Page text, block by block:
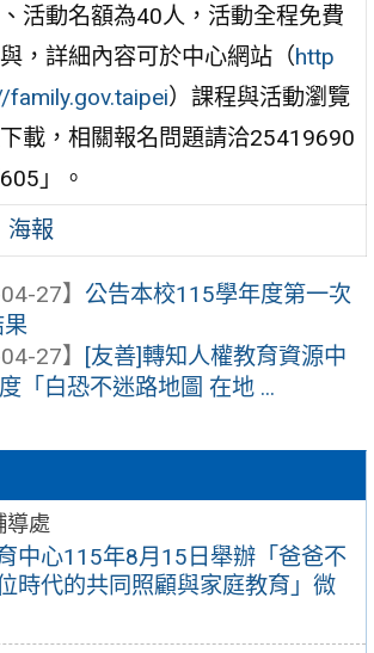
導處
中心115年8月15日舉辦「爸爸不
時代的共同照顧與家庭教育」微
活動名額為40人，活動全程免費
，詳細內容可於中心網站（http
family.gov.taipei）課程與活動瀏覽
載，相關報名問題請洽25419690
」。
海報
27】 公告本校115學年度第一次
27】 [友善]轉知人權教育資源中
「白恐不迷路地圖 在地 ...